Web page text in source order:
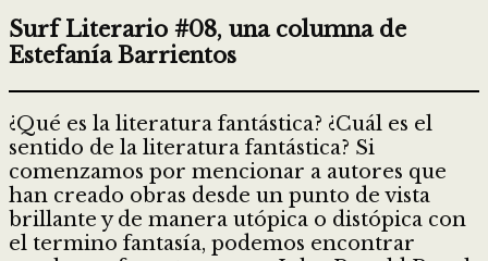
Surf Literario #08, una columna de
Estefanía Barrientos
¿Qué es la literatura fantástica? ¿Cuál es el
sentido de la literatura fantástica? Si
comenzamos por mencionar a autores que
han creado obras desde un punto de vista
brillante y de manera utópica o distópica con
el termino fantasía, podemos encontrar